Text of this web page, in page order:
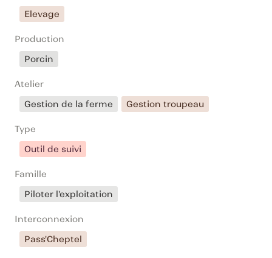
Elevage
Production
Porcin
Atelier
Gestion de la ferme
Gestion troupeau
Type
Outil de suivi
Famille
Piloter l'exploitation
Interconnexion
Pass'Cheptel